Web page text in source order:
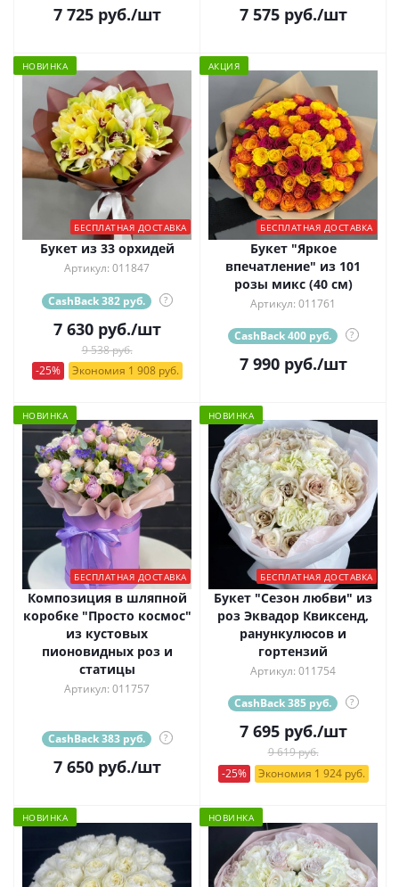
7 725руб./шт 7 575руб./шт
НОВИНКА
БЕСПЛАТНАЯ ДОСТАВКА
Букет из 33 орхидей
Артикул: 011847
CashBack 382 руб. ?
7 630руб./шт
9 538 руб.
-25%
Экономия 1 908 руб.
АКЦИЯ
БЕСПЛАТНАЯ ДОСТАВКА
Букет "Яркое
впечатление" из 101
розы микс (40 см)
Артикул: 011761
CashBack 400 руб. ?
7 990руб./шт
НОВИНКА
БЕСПЛАТНАЯ ДОСТАВКА
Композиция в шляпной
коробке "Просто космос"
из кустовых
пионовидных роз и
статицы
Артикул: 011757
CashBack 383 руб. ?
7 650руб./шт
НОВИНКА
БЕСПЛАТНАЯ ДОСТАВКА
Букет "Сезон любви" из
роз Эквадор Квиксенд,
ранункулюсов и
гортензий
Артикул: 011754
CashBack 385 руб. ?
7 695руб./шт
9 619 руб.
-25%
Экономия 1 924 руб.
НОВИНКА НОВИНКА